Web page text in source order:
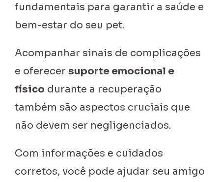
fundamentais para garantir a saúde e
bem-estar do seu pet.
Acompanhar sinais de complicações
e oferecer suporte emocional e
físico durante a recuperação
também são aspectos cruciais que
não devem ser negligenciados.
Com informações e cuidados
corretos, você pode ajudar seu amigo